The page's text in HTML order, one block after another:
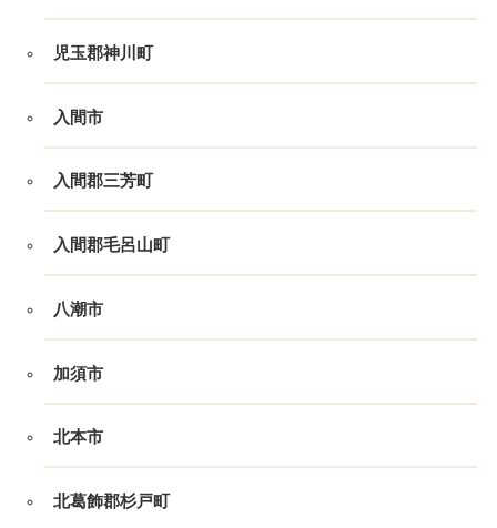
児玉郡神川町
入間市
入間郡三芳町
入間郡毛呂山町
八潮市
加須市
北本市
北葛飾郡杉戸町